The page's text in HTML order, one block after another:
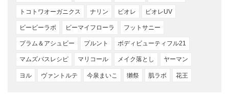
トコトワオーガニクス ナリン ビオレ ビオレUV
ビービーラボ ビーマイフローラ フットサニー
プラム＆アシュビー プルント ボディビューティフル21
マムズバスレシピ マリコール メイク落とし ヤーマン
ヨル ヴァントルテ 今泉まいこ 獺祭 肌ラボ 花王